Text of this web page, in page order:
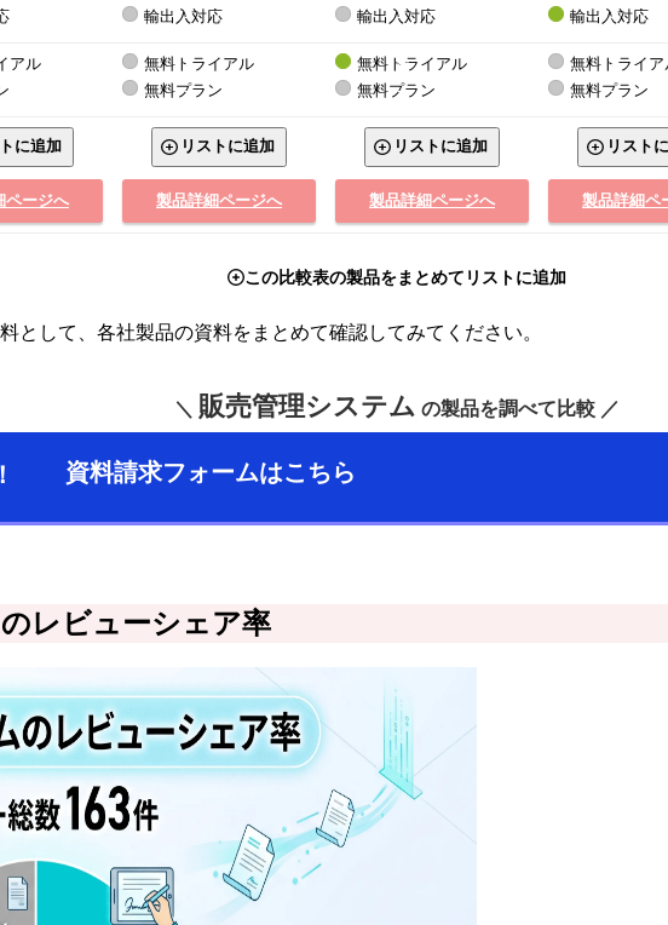
輸出入対応
輸出入対応
輸出入対応
アル
無料トライアル
無料プラン
無料トライアル
無料プラン
無料トライア
無料プラン
に追加
ページへ
リストに追加
製品詳細ページへ
リストに追加
製品詳細ページへ
リスト
製品詳細ペ
この比較表の製品をまとめてリストに追加
として、各社製品の資料をまとめて確認してみてください。
＼ 販売管理システム の製品を調べて比較 ／
資料請求フォームはこちら
レビューシェア率